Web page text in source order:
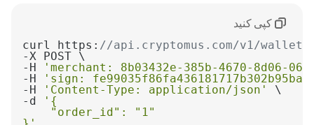
تعریف
شناسه کیف پول استاتیک را سفارش دهید
تمام پرداخت های دریافتی را به آدرس فرستنده
بازپرداخت کنید
curl https: //api.cryptomus.com/v1/wallet/
-H
'merchant: 8b03432e-385b-4670-8d06-
-H
'sign:
-H
'Content-Type: application/json'
-d
کپی کنید